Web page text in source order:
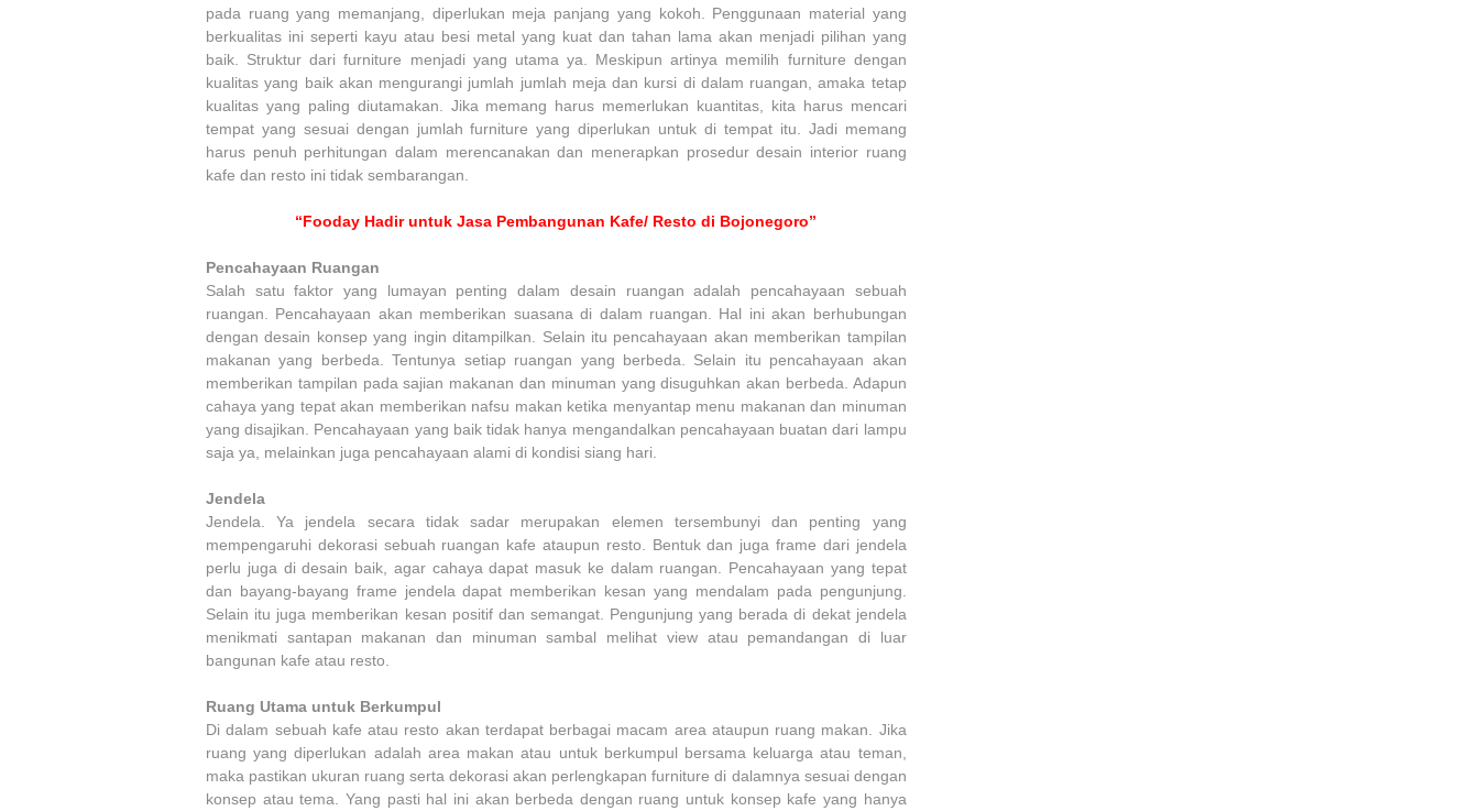
pada ruang yang memanjang, diperlukan meja panjang yang kokoh. Penggunaan material yang
berkualitas ini seperti kayu atau besi metal yang kuat dan tahan lama akan menjadi pilihan yang
baik. Struktur dari furniture menjadi yang utama ya. Meskipun artinya memilih furniture dengan
kualitas yang baik akan mengurangi jumlah jumlah meja dan kursi di dalam ruangan, amaka tetap
kualitas yang paling diutamakan. Jika memang harus memerlukan kuantitas, kita harus mencari
tempat yang sesuai dengan jumlah furniture yang diperlukan untuk di tempat itu. Jadi memang
harus penuh perhitungan dalam merencanakan dan menerapkan prosedur desain interior ruang
kafe dan resto ini tidak sembarangan.
“Fooday Hadir untuk Jasa Pembangunan Kafe/ Resto di Bojonegoro”
Pencahayaan Ruangan
Salah satu faktor yang lumayan penting dalam desain ruangan adalah pencahayaan sebuah
ruangan. Pencahayaan akan memberikan suasana di dalam ruangan. Hal ini akan berhubungan
dengan desain konsep yang ingin ditampilkan. Selain itu pencahayaan akan memberikan tampilan
makanan yang berbeda. Tentunya setiap ruangan yang berbeda. Selain itu pencahayaan akan
memberikan tampilan pada sajian makanan dan minuman yang disuguhkan akan berbeda. Adapun
cahaya yang tepat akan memberikan nafsu makan ketika menyantap menu makanan dan minuman
yang disajikan. Pencahayaan yang baik tidak hanya mengandalkan pencahayaan buatan dari lampu
saja ya, melainkan juga pencahayaan alami di kondisi siang hari.
Jendela
Jendela. Ya jendela secara tidak sadar merupakan elemen tersembunyi dan penting yang
mempengaruhi dekorasi sebuah ruangan kafe ataupun resto. Bentuk dan juga frame dari jendela
perlu juga di desain baik, agar cahaya dapat masuk ke dalam ruangan. Pencahayaan yang tepat
dan bayang-bayang frame jendela dapat memberikan kesan yang mendalam pada pengunjung.
Selain itu juga memberikan kesan positif dan semangat. Pengunjung yang berada di dekat jendela
menikmati santapan makanan dan minuman sambal melihat view atau pemandangan di luar
bangunan kafe atau resto.
Ruang Utama untuk Berkumpul
Di dalam sebuah kafe atau resto akan terdapat berbagai macam area ataupun ruang makan. Jika
ruang yang diperlukan adalah area makan atau untuk berkumpul bersama keluarga atau teman,
maka pastikan ukuran ruang serta dekorasi akan perlengkapan furniture di dalamnya sesuai dengan
konsep atau tema. Yang pasti hal ini akan berbeda dengan ruang untuk konsep kafe yang hanya